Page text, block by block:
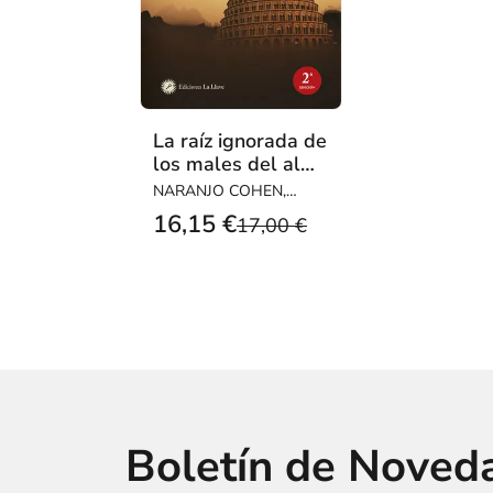
La raíz ignorada de
los males del alma
y del mundo
NARANJO COHEN,
CLAUDIO
17,00 €
16,15 €
Boletín de